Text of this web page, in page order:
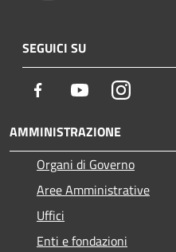
SEGUICI SU
Facebook YoutubeInstagram
AMMINISTRAZIONE
Organi di Governo
Aree Amministrative
Uffici
Enti e fondazioni